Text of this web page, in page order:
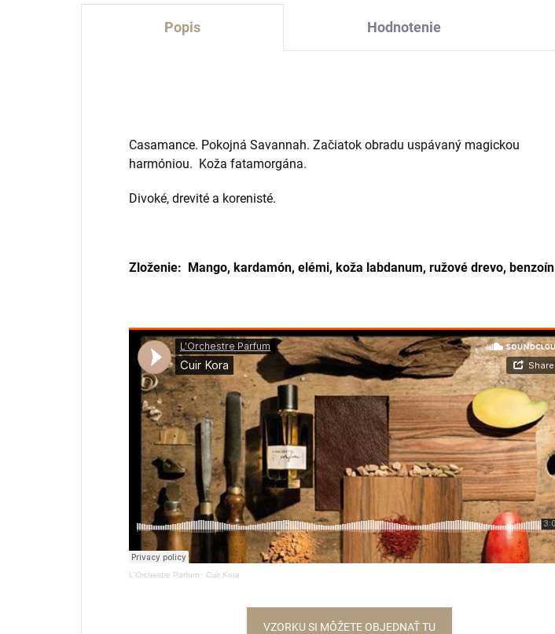
Popis Hodnotenie
Casamance. Pokojná Savannah. Začiatok obradu uspávaný magickou
harmóniou. Koža fatamorgána.
Divoké, drevité a korenisté.
Zloženie: Mango, kardamón, elémi, koža labdanum, ružové drevo, benzoín
L'Orchestre Parfum · Cuir Kora
VZORKU SI MÔŽETE OBJEDNAŤ TU